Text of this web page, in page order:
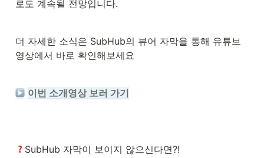
로도 계속될 전망입니다.
더 자세한 소식은 SubHub의 뷰어 자막을 통해 유튜브
영상에서 바로 확인해보세요
이번 소개영상 보러 가기
SubHub 자막이 보이지 않으신다면?!